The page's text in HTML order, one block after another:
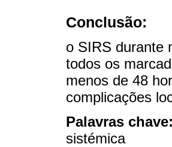
Conclusão:
o SIRS durante
todos os
menos de 48
complicações
Palavras chave:
sistémica